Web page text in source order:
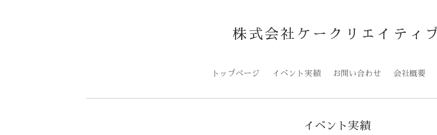
株式会社ケークリエイティブ
トップページ イベント実績 お問い合わせ 会社概要
イベント実績